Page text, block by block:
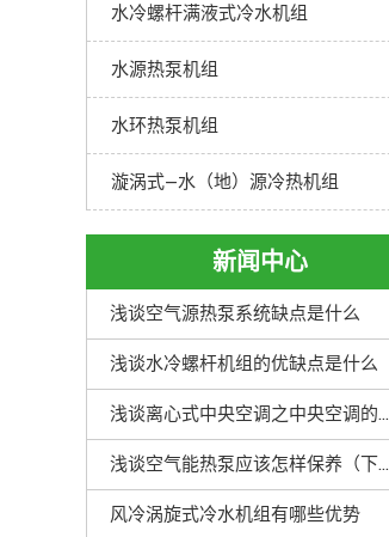
水冷螺杆满液式冷水机组
水源热泵机组
水环热泵机组
漩涡式—水（地）源冷热机组
新闻中心
浅谈空气源热泵系统缺点是什么
浅谈水冷螺杆机组的优缺点是什么
浅谈离心式中央空调之中央空调的优点解析
浅谈空气能热泵应该怎样保养（下）
风冷涡旋式冷水机组有哪些优势